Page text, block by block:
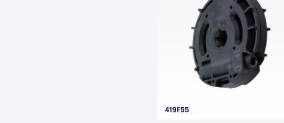
419F55_